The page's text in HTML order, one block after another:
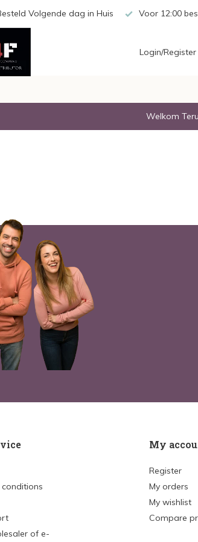
Volgende dag in Huis Voor 12:00
Login/Register
Welkom
of e-
My
Register
My orders
My wishlist
Compare